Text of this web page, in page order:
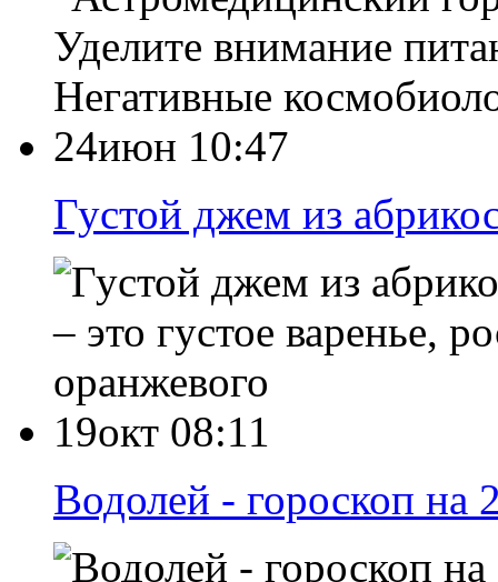
Уделите внимание
Негативные
24июн 10:47
Густой джем из
– это густое варенье,
оранжевого
19окт 08:11
Водолей - гороскоп на